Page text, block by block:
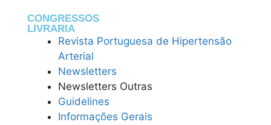
CONGRESSOS
LIVRARIA
Revista Portuguesa de Hipertensão
Arterial
Newsletters
Newsletters Outras
Guidelines
Informações Gerais